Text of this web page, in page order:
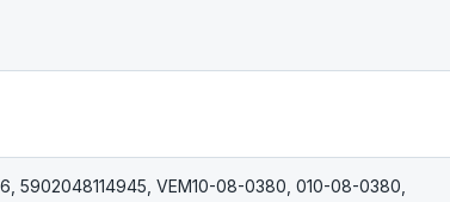
5902048114945, VEM10-08-0380, 010-08-0380,